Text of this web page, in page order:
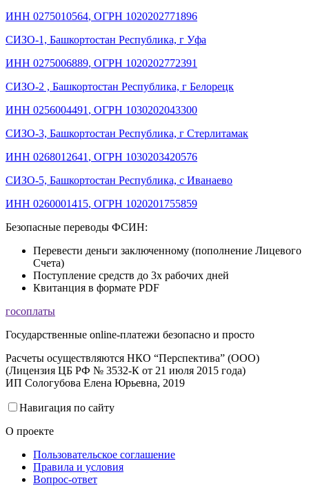
ИНН 0275010564, ОГРН 1020202771896
СИЗО-1, Башкортостан Республика, г Уфа
ИНН 0275006889, ОГРН 1020202772391
СИЗО-2 , Башкортостан Республика, г Белорецк
ИНН 0256004491, ОГРН 1030202043300
СИЗО-3, Башкортостан Республика, г Стерлитамак
ИНН 0268012641, ОГРН 1030203420576
СИЗО-5, Башкортостан Республика, с Иванаево
ИНН 0260001415, ОГРН 1020201755859
Безопасные переводы ФСИН:
Перевести деньги заключенному (пополнение Лицевого
Счета)
Поступление средств до 3х рабочих дней
Квитанция в формате PDF
госоплаты
Государственные online-платежи безопасно и просто
Расчеты осуществляются НКО “Перспектива” (ООО)
(Лицензия ЦБ РФ № 3532-К от 21 июля 2015 года)
ИП Сологубова Елена Юрьевна, 2019
Навигация по сайту
О проекте
Пользовательское соглашение
Правила и условия
Вопрос-ответ